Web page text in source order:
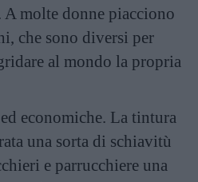
. A molte donne piacciono
che sono diversi per
al mondo la propria
ed economiche. La tintura
una sorta di schiavitù
e parrucchiere una